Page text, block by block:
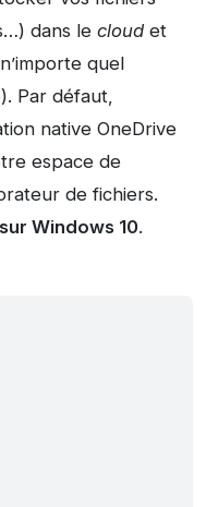
dans le cloud et
quel
Par défaut,
native OneDrive
espace de
de fichiers.
Windows 10.